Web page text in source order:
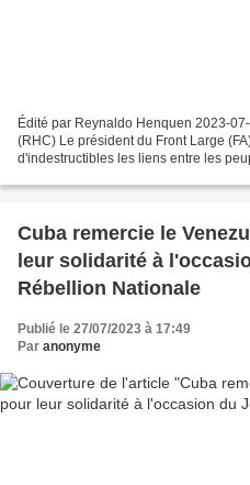
Édité par Reynaldo Henquen 2023-
(RHC) Le président du Front Large
d'indestructibles les liens entre les
Cuba remercie le
leur solidarité à
Rébellion Nationale
Publié le 27/07/2023 à 17:49
Par anonyme